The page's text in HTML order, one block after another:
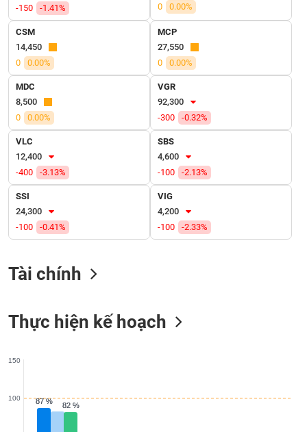
-150
-1.41% 0 0.00%
CSM
14,450
0
0.00%
MCP
27,550
0
0.00%
MDC
8,500
0
0.00%
VGR
92,300
-300
-0.32%
VLC
12,400
-400
-3.13%
SBS
4,600
-100
-2.13%
SSI
24,300
-100
-0.41%
VIG
4,200
-100
-2.33%
Tài chính
Thực hiện kế hoạch
87 %
87 % 82 %
82 %
100
150
TÀI
CHÍNH
CÔNG
NGHỆ
THÔNG
TIN
DỊCH
THÔNG